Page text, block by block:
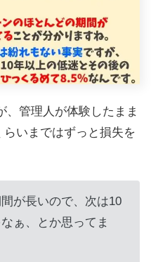
、管理人が体験したまま
いまではずっと損失を
が長いので、次は10
ぁ、とか思ってま